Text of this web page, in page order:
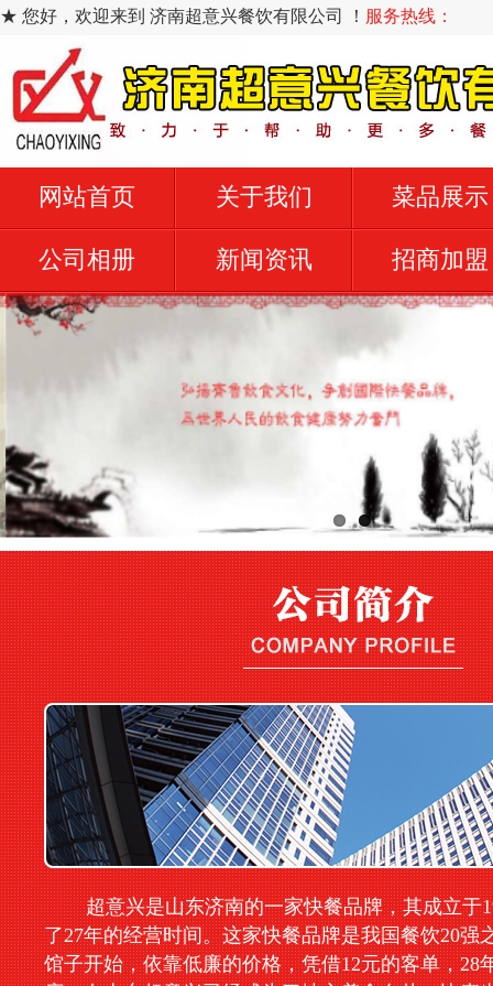
★ 您好，欢迎来到 济南超意兴餐饮有限公司 ！ 服务热线：
网站首页 关于我们 菜品展示
公司相册 新闻资讯 招商加盟
超意兴是山东济南的一家快餐品牌，其成立于
了27年的经营时间。这家快餐品牌是我国餐饮20强
馆子开始，依靠低廉的价格，凭借12元的客单，28